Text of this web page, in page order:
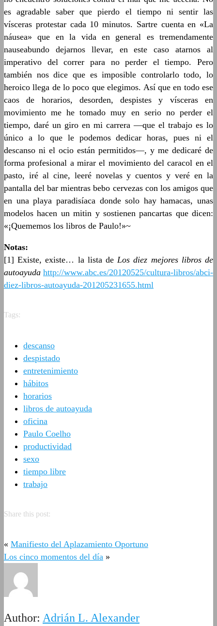
es agradable saber que pierdo el tiempo ni sentir las
vísceras protestar cada 10 minutos. Sartre cuenta en «La
náusea» que en la vida en general es tremendamente
nauseabundo dejarnos llevar, en este caso atarnos al
imperativo del correr para no perder el tiempo. Pero
también nos dice que es imposible controlarlo todo, lo
heroico llega de lo poco que elegimos. Así que en todo ese
caos de horarios, desorden, despistes y vísceras en
movimiento me he tomado muy en serio no perder el
tiempo, daré un giro en mi carrera ―que el trabajo es lo
único a lo que le podemos dedicar horas, pues ni el
descanso ni el ocio están permitidos―, y me dedicaré de
forma profesional a mirar el movimiento del caracol en el
pasto, iré al cine, leeré novelas y cuentos y veré en la
pantalla del bar mientras bebo cervezas con los amigos que
en una playa paradisíaca donde solo hay hamacas, unas
modelos hacen un mitin y sostienen pancartas que dicen:
«¡Quememos los libros de Paulo!»~
Notas:
[1] Existe, existe… la lista deLos diez mejores libros de
autoayuda http://www.abc.es/20120525/cultura-libros/abci-
diez-libros-autoayuda-201205231655.html
Tags:
descanso
despistado
entretenimiento
hábitos
horarios
libros de autoayuda
oficina
Paulo Coelho
productividad
sexo
tiempo libre
trabajo
Share this post:
« Manifiesto del Aplazamiento Oportuno
Los cinco momentos del día »
Author: Adrián L. Alexander